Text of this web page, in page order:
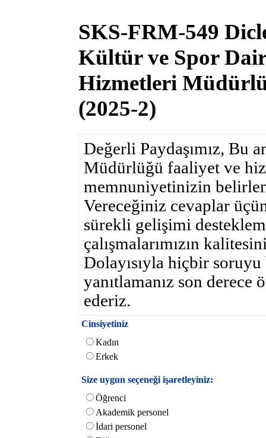
SKS-FRM-549
Kültür ve Spor
Hizmetleri
(2025-2)
Değerli Paydaşımız, Bu
Müdürlüğü faaliyet ve
memnuniyetinizin
Vereceğiniz cevaplar
sürekli gelişimi
çalışmalarımızın
Dolayısıyla hiçbir
yanıtlamanız son derece
ederiz.
Cinsiyetiniz
Kadın
Erkek
Size uygun seçeneği işaretleyiniz:
Öğrenci
Akademik personel
İdari personel